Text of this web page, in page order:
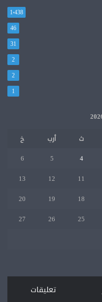
1٬438
46
31
2
2
1
ث أرب
خ
4
5
6
11
12
13
18
19
20
25
26
27
تعليقات